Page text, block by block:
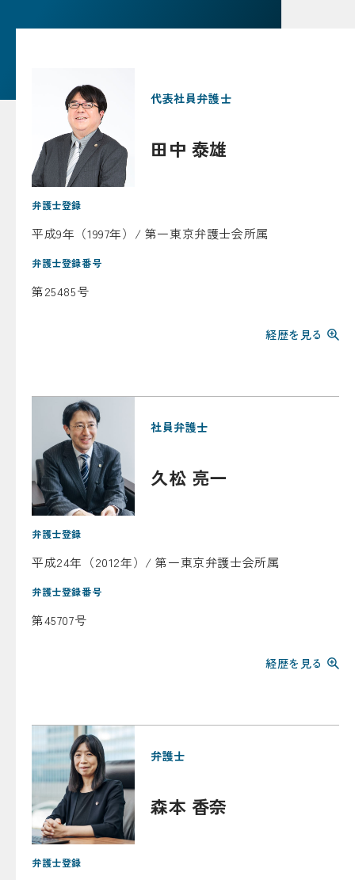
代表社員弁護士
田中 泰雄
弁護士登録
平成9年（1997年）/ 第一東京弁護士会所属
弁護士登録番号
第25485号
経歴を見る
社員弁護士
久松 亮一
弁護士登録
平成24年（2012年）/ 第一東京弁護士会所属
弁護士登録番号
第45707号
経歴を見る
弁護士
森本 香奈
弁護士登録